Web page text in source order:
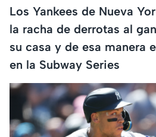
Los Yankees de Nueva
la racha de derrotas al
su casa y de esa manera
en la Subway Series